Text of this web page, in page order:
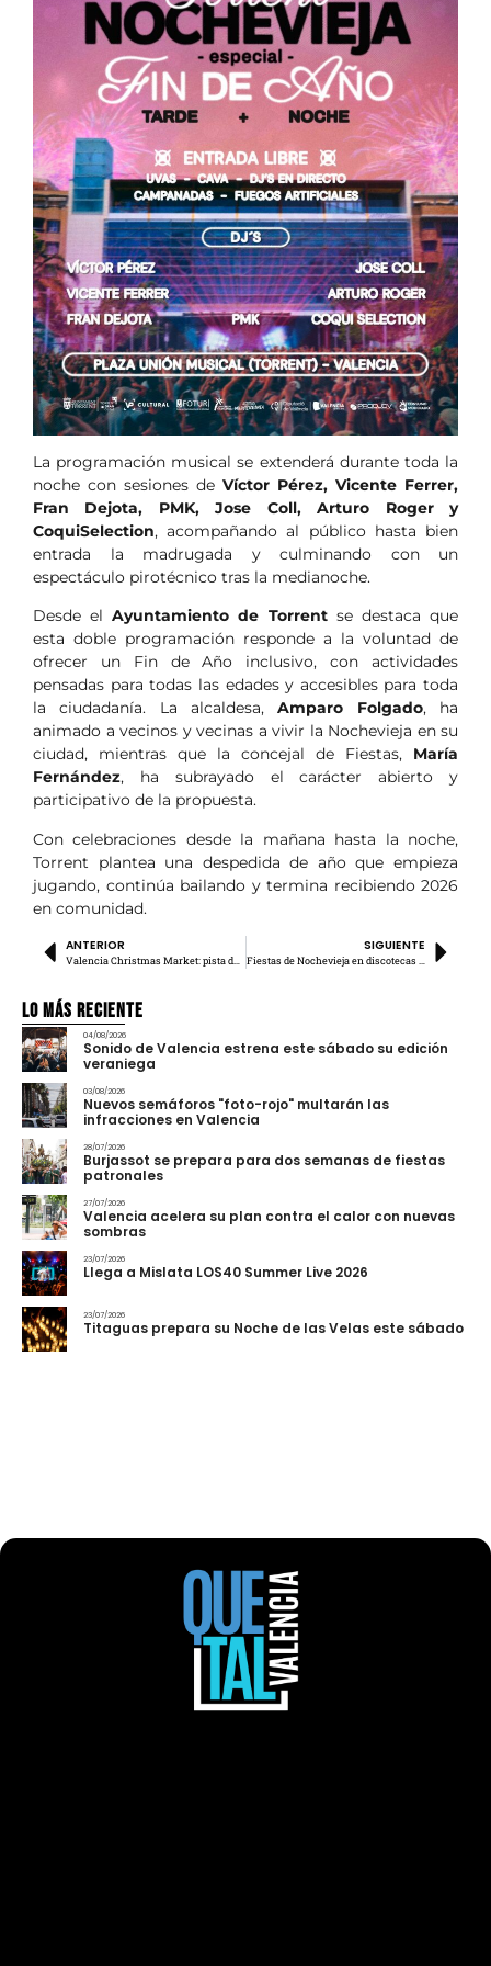
La programación musical se extenderá durante toda la
noche con sesiones de Víctor Pérez, Vicente Ferrer,
Fran Dejota, PMK, Jose Coll, Arturo Roger y
CoquiSelection, acompañando al público hasta bien
entrada la madrugada y culminando con un
espectáculo pirotécnico tras la medianoche.
Desde elAyuntamiento de Torrentse destaca que
esta doble programación responde a la voluntad de
ofrecer un Fin de Año inclusivo, con actividades
pensadas para todas las edades y accesibles para toda
la ciudadanía. La alcaldesa,Amparo Folgado, ha
animado a vecinos y vecinas a vivir la Nochevieja en su
ciudad, mientras que la concejal de Fiestas, María
Fernández, ha subrayado el carácter abierto y
participativo de la propuesta.
Con celebraciones desde la mañana hasta la noche,
Torrent plantea una despedida de año que empieza
jugando, continúa bailando y termina recibiendo 2026
en comunidad.
ANTERIOR SIGUIENTE
Lo más Reciente
04/08/2026
Sonido de Valencia estrena este sábado su edición
veraniega
03/08/2026
Nuevos semáforos "foto-rojo" multarán las
infracciones en Valencia
28/07/2026
Burjassot se prepara para dos semanas de fiestas
patronales
27/07/2026
Valencia acelera su plan contra el calor con nuevas
sombras
23/07/2026
Llega a Mislata LOS40 Summer Live 2026
23/07/2026
Titaguas prepara su Noche de las Velas este sábado